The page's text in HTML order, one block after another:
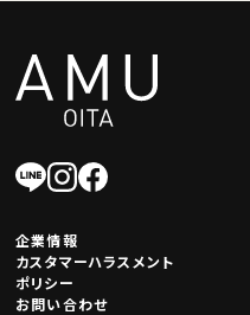
企業情報
カスタマーハラスメント
ポリシー
お問い合わせ